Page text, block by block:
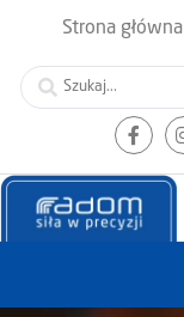
Strona główna